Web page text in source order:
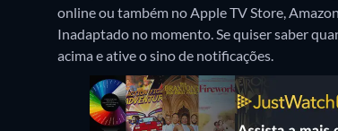
online ou também no Apple TV Store,
Inadaptado no momento. Se quiser saber
acima e ative o sino de notificações.